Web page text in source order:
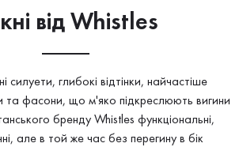
від Whistles
силуети, глибокі відтінки, найчастіше
та фасони, що м'яко підкреслюють вигини
бренду Whistles функціональні,
але в той же час без перегину в бік